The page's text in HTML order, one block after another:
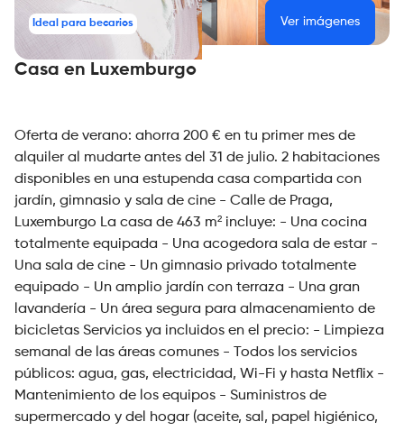
Ideal para becarios Ver imágenes
Casa en Luxemburgo
Oferta de verano: ahorra 200 € en tu primer mes de
alquiler al mudarte antes del 31 de julio. 2 habitaciones
disponibles en una estupenda casa compartida con
jardín, gimnasio y sala de cine - Calle de Praga,
Luxemburgo La casa de 463 m² incluye: - Una cocina
totalmente equipada - Una acogedora sala de estar -
Una sala de cine - Un gimnasio privado totalmente
equipado - Un amplio jardín con terraza - Una gran
lavandería - Un área segura para almacenamiento de
bicicletas Servicios ya incluidos en el precio: - Limpieza
semanal de las áreas comunes - Todos los servicios
públicos: agua, gas, electricidad, Wi-Fi y hasta Netflix -
Mantenimiento de los equipos - Suministros de
supermercado y del hogar (aceite, sal, papel higiénico,